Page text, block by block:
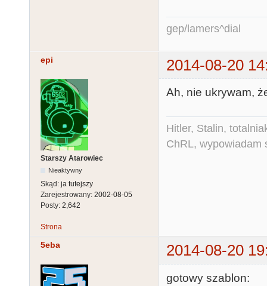
gep/lamers^dial
epi 2014-08-20
Starszy Atarowiec
Nieaktywny
Skąd: ja tutejszy
Zarejestrowany: 2002-08-05
Posty: 2,642
Ah, nie ukrywam,
Hitler, Stalin,
ChRL, wypowiadam
Strona
5eba 2014-08-20
gotowy szablon: